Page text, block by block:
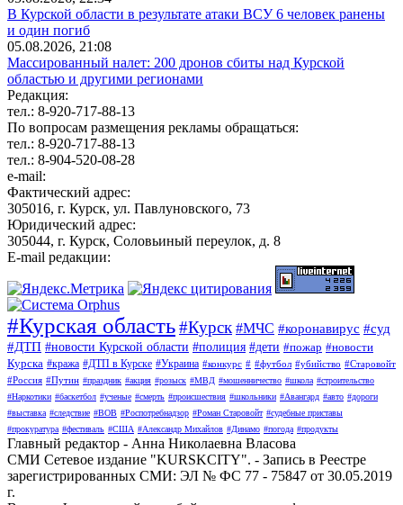
В Курской области в результате атаки ВСУ 6 человек ранены
и один погиб
05.08.2026, 21:08
Массированный налет: 200 дронов сбиты над Курской
областью и другими регионами
Редакция:
тел.: 8-920-717-88-13
По вопросам размещения рекламы обращаться:
тел.: 8-920-717-88-13
тел.: 8-904-520-08-28
e-mail:
Фактический адрес:
305016, г. Курск, ул. Павлуновского, 73
Юридический адрес:
305044, г. Курск, Соловьиный переулок, д. 8
E-mail редакции:
#Курская область#Курск #МЧС #коронавирус #суд
#ДТП #новости Курской области #полиция #дети #пожар #новости
Курска #кража #ДТП в Курске #Украина #конкурс # #футбол #убийство #Старовойт
#Россия #Путин #праздник #акция #розыск #МВД #мошенничество #школа #строительство
#Наркотики #баскетбол #ученые #смерть #происшествия #школьники #Авангард #авто #дороги
#выставка #следствие #ВОВ #Роспотребнадзор #Роман Старовойт #судебные приставы
#прокуратура #фестиваль #США #Александр Михайлов #Динамо #погода #продукты
Главный редактор - Анна Николаевна Власова
СМИ Сетевое издание "KURSKCITY". - Запись в Реестре
зарегистрированных СМИ: ЭЛ № ФС 77 - 75847 от 30.05.2019
г.